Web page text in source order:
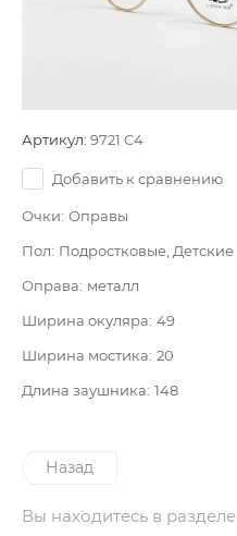
Артикул: 9721 C4
Добавить к сравнению
Очки: Оправы
Пол: Подростковые, Детские
Оправа: металл
Ширина окуляра: 49
Ширина мостика: 20
Длина заушника: 148
Назад
Вы находитесь в разделе